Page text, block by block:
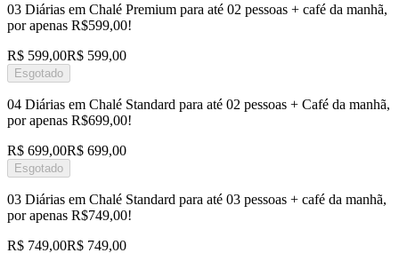
03 Diárias em Chalé Premium para até 02 pessoas + café da manhã,
por apenas R$599,00!
R$ 599,00R$ 599,00
Esgotado
04 Diárias em Chalé Standard para até 02 pessoas + Café da manhã,
por apenas R$699,00!
R$ 699,00R$ 699,00
Esgotado
03 Diárias em Chalé Standard para até 03 pessoas + café da manhã,
por apenas R$749,00!
R$ 749,00R$ 749,00